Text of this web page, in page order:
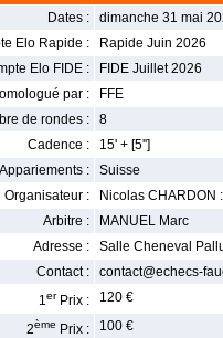
Dates :
dimanche 31 mai
Elo Rapide :
Rapide Juin 2026
Elo FIDE :
FIDE Juillet 2026
par :
FFE
de rondes :
8
Cadence :
15' + [5'']
Appariements :
Suisse
Organisateur :
Nicolas CHARDON
Arbitre :
MANUEL Marc
Adresse :
Salle Cheneval
Contact :
contact@echecs-
1er Prix : 120 €
2ème Prix : 100 €